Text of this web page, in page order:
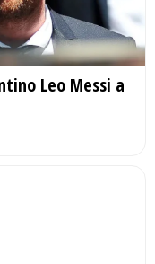
Leo Messi a